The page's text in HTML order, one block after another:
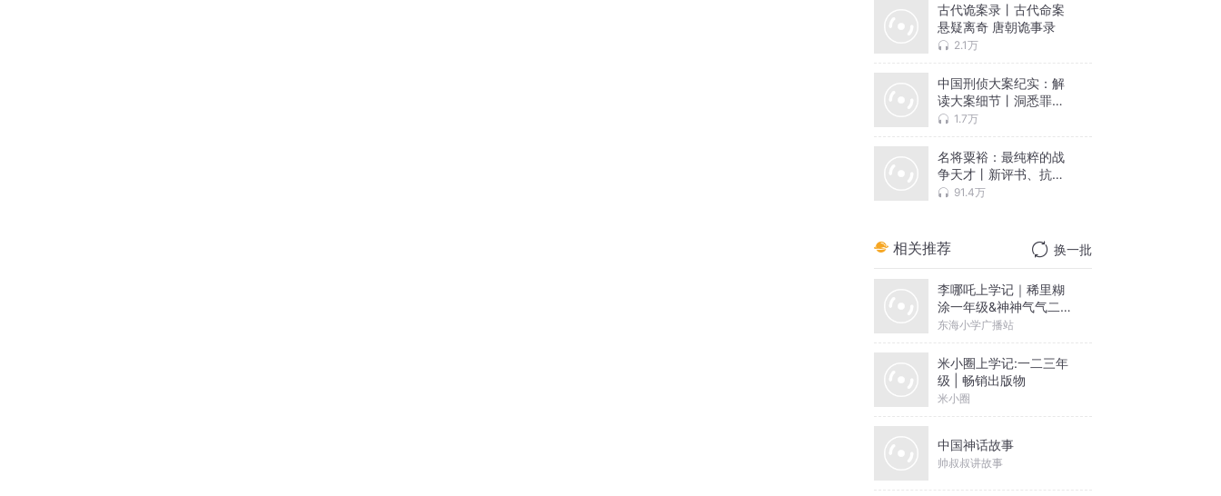
古代诡案录丨古代命案
悬疑离奇 唐朝诡事录
2.1万
中国刑侦大案纪实：解
读大案细节丨洞悉罪案
背后的人性
1.7万
名将粟裕：最纯粹的战
争天才丨新评书、抗日
战争 | 钱海蛟播讲
91.4万
相关推荐 换一批
李哪吒上学记｜稀里糊
涂一年级&神神气气二年
级
东海小学广播站
米小圈上学记:一二三年
级 | 畅销出版物
米小圈
中国神话故事
帅叔叔讲故事